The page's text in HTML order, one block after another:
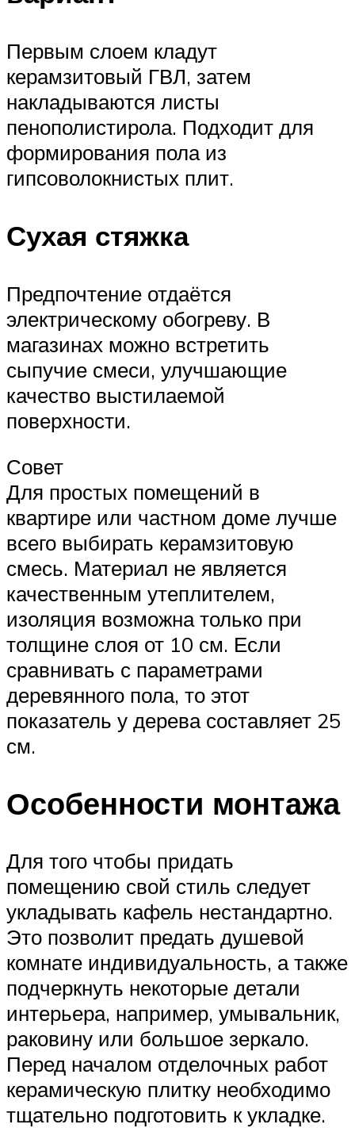
Первым слоем кладут
керамзитовый ГВЛ, затем
накладываются листы
пенополистирола. Подходит для
формирования пола из
гипсоволокнистых плит.
Сухая стяжка
Предпочтение отдаётся
электрическому обогреву. В
магазинах можно встретить
сыпучие смеси, улучшающие
качество выстилаемой
поверхности.
Совет
Для простых помещений в
квартире или частном доме лучше
всего выбирать керамзитовую
смесь. Материал не является
качественным утеплителем,
изоляция возможна только при
толщине слоя от 10 см. Если
сравнивать с параметрами
деревянного пола, то этот
показатель у дерева составляет 25
см.
Особенности монтажа
Для того чтобы придать
помещению свой стиль следует
укладывать кафель нестандартно.
Это позволит предать душевой
комнате индивидуальность, а также
подчеркнуть некоторые детали
интерьера, например, умывальник,
раковину или большое зеркало.
Перед началом отделочных работ
керамическую плитку необходимо
тщательно подготовить к укладке.